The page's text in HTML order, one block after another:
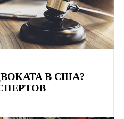
В США?